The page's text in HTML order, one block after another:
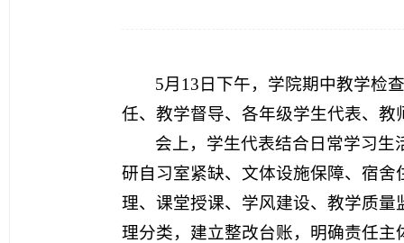
5月13日下午，学院期中教学检
任、教学督导、各年级学生代表、
会上，学生代表结合日常学习
研自习室紧缺、文体设施保障、宿
理、课堂授课、学风建设、教学质
理分类，建立整改台账，明确责任